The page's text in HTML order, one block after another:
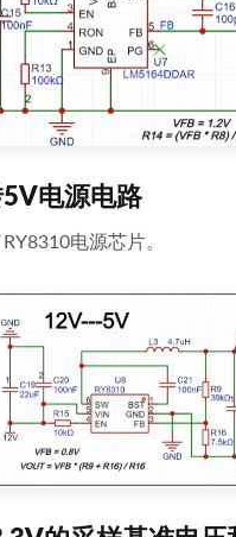
电源电路
电源芯片。